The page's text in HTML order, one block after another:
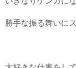
勝手な振る舞いに